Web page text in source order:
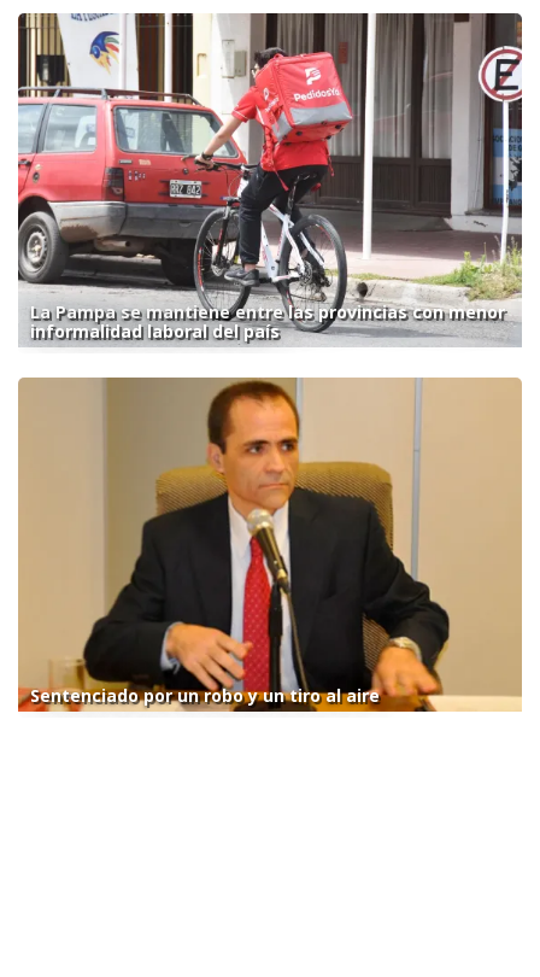
La Pampa se mantiene entre las provincias con menor
informalidad laboral del país
Sentenciado por un robo y un tiro al aire